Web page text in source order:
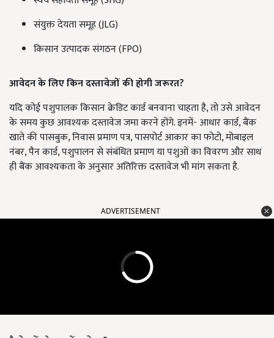
संयुक्त देयता समूह (JLG)
किसान उत्पादक संगठन (FPO)
आवेदन के लिए किन दस्तावेजों की होगी जरूरत?
यदि कोई पशुपालक किसान क्रेडिट कार्ड बनवाना चाहता है, तो उसे आवेदन
के समय कुछ आवश्यक दस्तावेज जमा करने होंगे. इनमें- आधार कार्ड, बैंक
खाते की पासबुक, निवास प्रमाण पत्र, पासपोर्ट आकार का फोटो, मोबाइल
नंबर, पैन कार्ड, पशुपालन से संबंधित प्रमाण या पशुओं का विवरण और साथ
ही बैंक आवश्यकता के अनुसार अतिरिक्त दस्तावेज भी मांग सकता है.
ADVERTISEMENT